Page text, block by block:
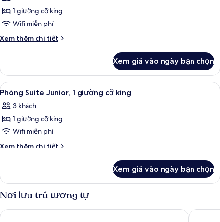
cỡ
ảnh
Phòng
Suite,
ngủ
1 giường cỡ king
Wifi miễn phí
Xem thêm chi tiết
Chi
Phòng
Suite,
1
phòng
ngủ
Xem giá vào ngày bạn chọn
Xem
tất
cả
ảnh
Phòng
Suite
giường
king
Phòng Suite Junior, 1 giường cỡ
9
Phòng Suite Junior, 1 giường cỡ king
3 khách
1 giường cỡ king
Wifi miễn phí
Xem thêm chi tiết
Chi
Phòng
Suite
Junior,
giường
Xem giá vào ngày bạn chọn
Nơi lưu trú tương tự
Hilton St. Petersburg Carillon Park Holiday